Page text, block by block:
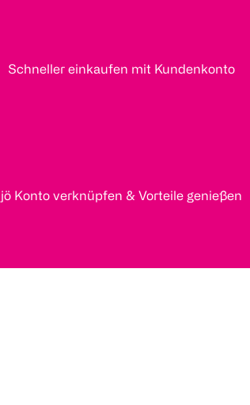
Schneller einkaufen mit Kundenkonto
jö Konto verknüpfen & Vorteile genießen